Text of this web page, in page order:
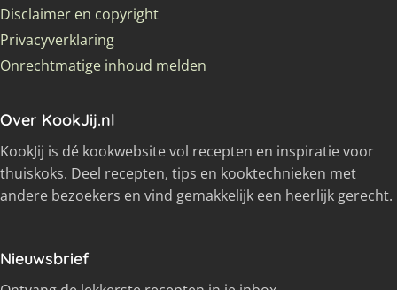
Disclaimer en copyright
Privacyverklaring
Onrechtmatige inhoud melden
Over KookJij.nl
KookJij is dé kookwebsite vol recepten en inspiratie voor
thuiskoks. Deel recepten, tips en kooktechnieken met
andere bezoekers en vind gemakkelijk een heerlijk gerecht.
Nieuwsbrief